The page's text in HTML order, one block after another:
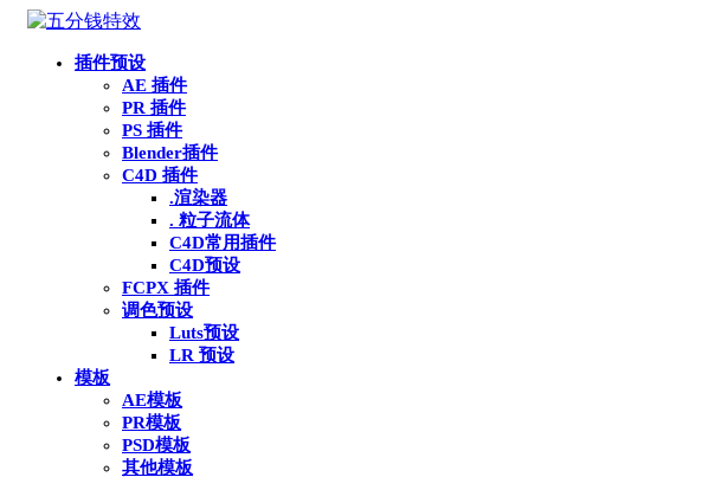
插件预设
AE 插件
PR 插件
PS 插件
Blender插件
C4D 插件
.渲染器
. 粒子流体
C4D常用插件
C4D预设
FCPX 插件
调色预设
Luts预设
LR 预设
模板
AE模板
PR模板
PSD模板
其他模板